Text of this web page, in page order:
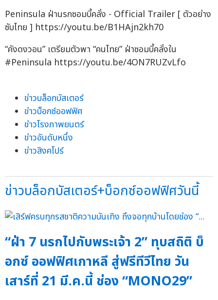
Peninsula ฝ่านรกซอมบี้คลั่ง - Official Trailer [ ตัวอย่าง
ซับไทย ] https://youtu.be/B1HAjn2kh70
“คังดงวอน” เตรียมตัวพา “คนไทย” ฝ่าซอมบี้คลั่งใน
#Peninsula https://youtu.be/4ON7RUZvLfo
ข่าวบล็อกบัสเตอร์
ข่าวบ็อกซ์ออฟฟิศ
ข่าวโรงภาพยนตร์
ข่าวอันดับหนึ่ง
ข่าวสิงคโปร์
ข่าวบล็อกบัสเตอร์+บ็อกซ์ออฟฟิศวันนี้
“ฝ่า 7 นรกไปกับพระเจ้า 2” ทุบสถิติ บ็
อกซ์ ออฟฟิศเกาหลี สู่ฟรีทีวีไทย วัน
เสาร์ที่ 21 มี.ค.นี้ ช่อง “MONO29”